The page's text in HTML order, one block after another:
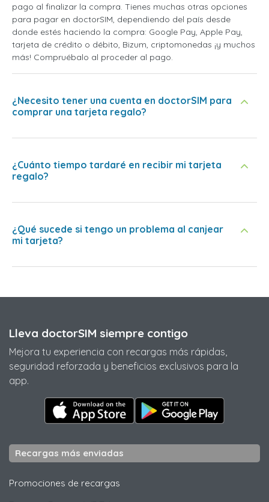
pago al finalizar la compra. Tienes muchas otras opciones
para pagar en doctorSIM, dependiendo del país desde
donde estés haciendo la compra: Google Pay, Apple Pay,
tarjeta de crédito o débito, Bizum, criptomonedas ¡y muchos
más! Compruébalo al proceder al pago.
¿Necesito tener una cuenta en doctorSIM para
comprar una tarjeta regalo?
¿Cuánto tiempo tardaré en recibir mi tarjeta
regalo?
¿Qué sucede si tengo un problema al canjear
mi tarjeta?
Lleva doctorSIM siempre contigo
Mejora tu experiencia con recargas más rápidas,
seguridad reforzada y beneficios exclusivos para la
app.
Recargas más enviadas
Promociones de recargas